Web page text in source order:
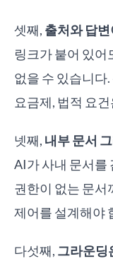
셋째, 출처와 답
링크가 붙어 있어
없을 수 있습니다
요금제, 법적 요
넷째, 내부 문서
AI가 사내 문서를
권한이 없는 문서
제어를 설계해야
다섯째, 그라운딩